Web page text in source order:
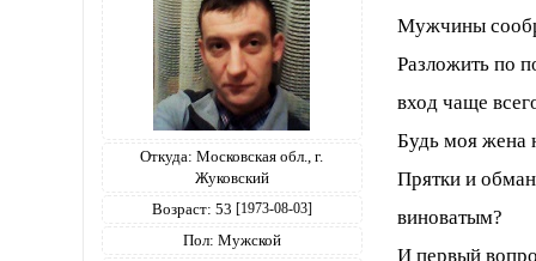
Откуда: Московская обл., г.
Жуковский
Возраст: 53 [1973-08-03]
Пол: Мужской
Мужчины
Разложить по
вход чаще
Будь моя жена
Прятки и
виноватым?
И первый